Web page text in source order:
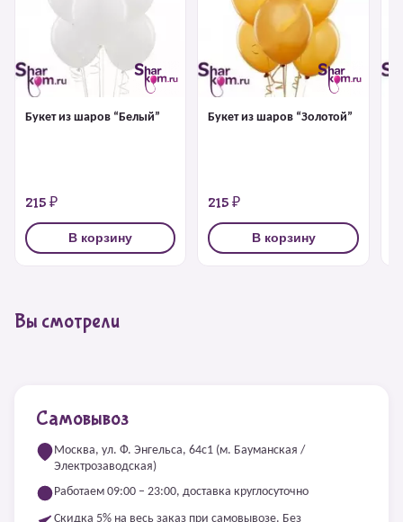
Букет из шаров “Белый”
215 ₽
В корзину
Букет из шаров “Золотой”
215 ₽
В корзину
Вы смотрели
Самовывоз
Москва, ул. Ф. Энгельса, 64с1 (м. Бауманская /
Электрозаводская)
Работаем 09:00 – 23:00, доставка круглосуточно
Скидка 5% на весь заказ при самовывозе. Без